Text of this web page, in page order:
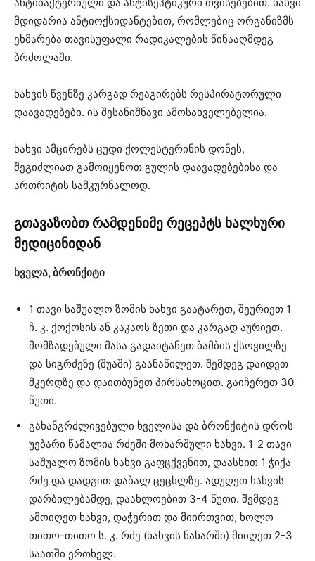
მდიდარია ანტიოქსიდანტებით, რომლებიც ორგანიზმს
ეხმარება თავისუფალი რადიკალების წინააღმდეგ
ბრძოლაში.
ხახვის წვენზე კარგად რეაგირებს რესპირატორული
დაავადებები. ის შესანიშნავი ამოსახველებელია.
ხახვი ამცირებს ცუდი ქოლესტერინის დონეს,
შეგიძლიათ გამოიყენოთ გულის დაავადებებისა და
ართრიტის სამკურნალოდ.
გთავაზობთ რამდენიმე რეცეპტს ხალხური
მედიცინიდან
ხველა, ბრონქიტი
1 თავი საშუალო ზომის ხახვი გაატარეთ, შეურიეთ 1
ჩ. კ. ქოქოსის ან კაკაოს ზეთი და კარგად აურიეთ.
მომზადებული მასა გადაიტანეთ ბამბის ქსოვილზე
და სიგრძეზე (შუაში) გაანაწილეთ. შემდეგ დაიდეთ
მკერდზე და დაითბუნეთ პირსახოცით. გაიჩერეთ 30
წუთი.
გახანგრძლივებული ხველისა და ბრონქიტის დროს
უებარი წამალია რძეში მოხარშული ხახვი. 1-2 თავი
საშუალო ზომის ხახვი გაფცქვენით, დაასხით 1 ჭიქა
რძე და დადგით დაბალ ცეცხლზე. ადუღეთ ხახვის
დარბილებამდე, დაახლოებით 3-4 წუთი. შემდეგ
ამოიღეთ ხახვი, დაჭერით და მიირთვით, ხოლო
თითო-თითო ს. კ. რძე (ხახვის ნახარში) მიიღეთ 2-3
საათში ერთხელ.